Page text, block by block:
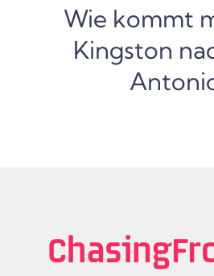
Wie kommt
Kingston